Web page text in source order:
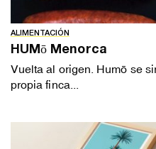
ALIMENTACIÓN
HUMō Menorca
Vuelta al origen. Humō se
propia finca...